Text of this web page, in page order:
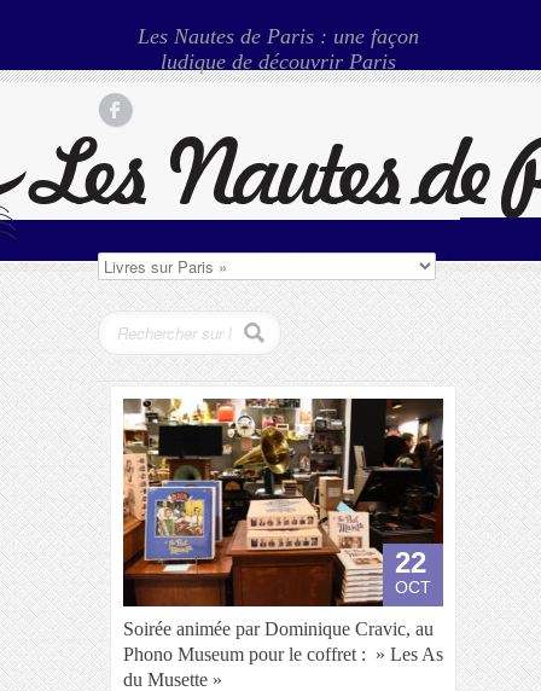
Les Nautes de Paris : une façon
ludique de découvrir Paris
22
OCT
Soirée animée par Dominique Cravic, au
Phono Museum pour le coffret : » Les As
du Musette »